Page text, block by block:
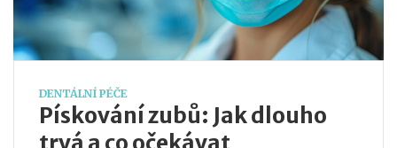
DENTÁLNÍ PÉČE
Pískování zubů: Jak dlouho